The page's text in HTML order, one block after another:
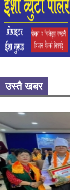
उस्तै खबर